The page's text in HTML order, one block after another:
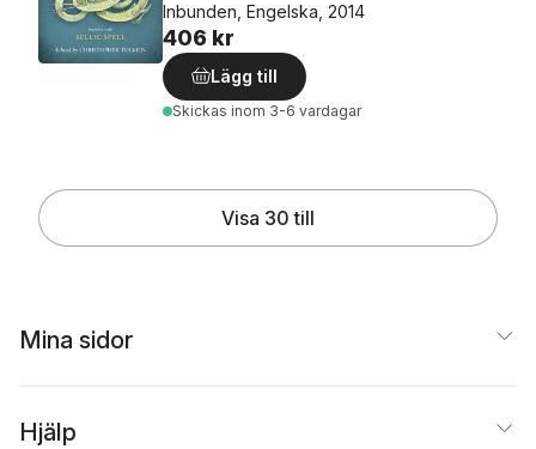
Inbunden, Engelska, 2014
406 kr
Lägg till
Skickas inom 3-6 vardagar
Visa 30 till
Mina sidor
Hjälp